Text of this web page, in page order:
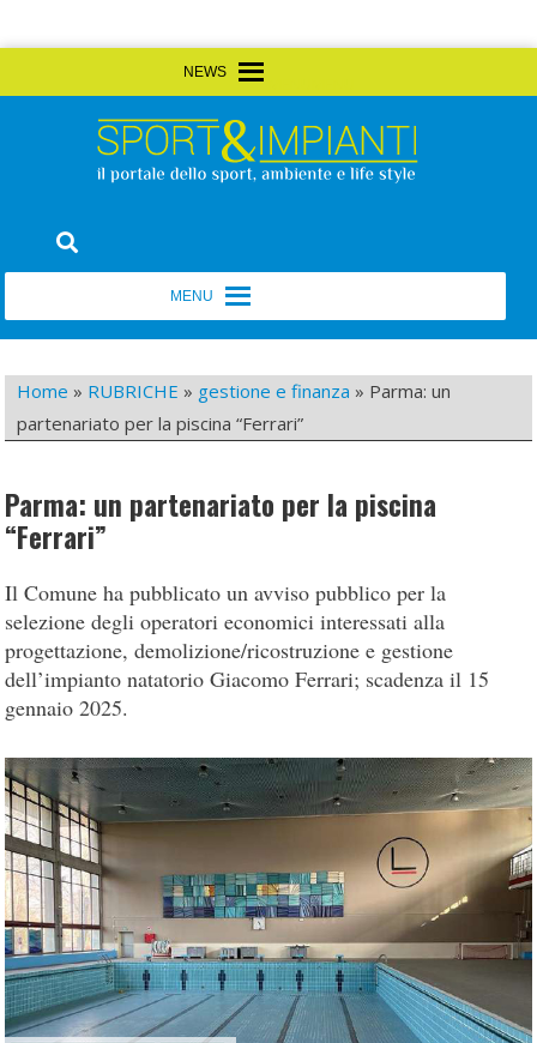
to
Sport&Impianti
Home » RUBRICHE » gestione e finanza » Parma: un
partenariato per la piscina “Ferrari”
Parma: un partenariato per la piscina
“Ferrari”
Il Comune ha pubblicato un avviso pubblico per la
selezione degli operatori economici interessati alla
progettazione, demolizione/ricostruzione e gestione
dell’impianto natatorio Giacomo Ferrari; scadenza il 15
gennaio 2025.